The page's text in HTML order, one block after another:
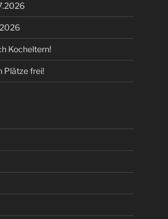
Kocheltern!
Plätze frei!